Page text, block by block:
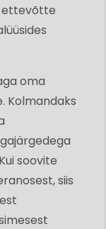
ettevõtte
oma
Kolmandaks
soovite
siis